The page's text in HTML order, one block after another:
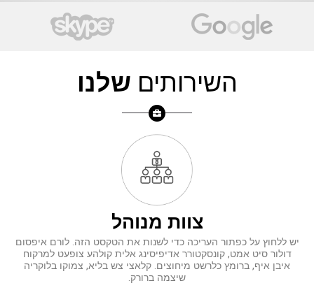
השירותים שלנו
צוות מנוהל
יש ללחוץ על כפתור העריכה כדי לשנות את הטקסט הזה. לורם איפסום
דולור סיט אמט, קונסקטורר אדיפיסינג אלית קולהע צופעט למרקוח
איבן איף, ברומץ כלרשט מיחוצים. קלאצי צש בליא, צמוקו בלוקריה
שיצמה ברורק.